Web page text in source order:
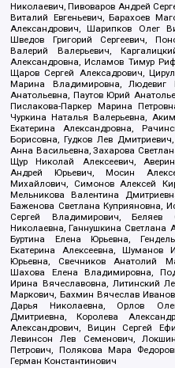
Николаевич, Пивоваров Андрей
Виталий Евгеньевич, Барахоев
Александрович, Шарипков Олег
Шведов Григорий Сергеевич,
Валерий Валерьевич,
Александровна, Исламов Тимур
Щаров Сергей Алексадрович,
Марина Владимировна, Людевиг
Анатольевна, Паутов Юрий
Пислакова-Паркер Марина
Чуркина Наталья Валерьевна,
Екатерина Александровна,
Борисовна, Гудков Лев
Анна Васильевна, Захарова
Щур Николай Алексеевич,
Андрей Юрьевич, Мосин
Михайлович, Симонов Алексей
Мельникова Валентина
Баженова Светлана Куприяновна,
Сергей Владимирович, Беляев
Николаевна, Ганнушкина Светлана
Буртина Елена Юрьевна,
Екатерина Алексеевна, Шуманов
Юрьевна, Свечников Анатолий
Шахова Елена Владимировна,
Ирина Вячеславовна, Литинский
Маркович, Бахмин Вячеслав
Дарья Николаевна, Орлов
Дмитриевна, Королева
Александрович, Вицин Сергей
Левинсон Лев Семенович,
Петрович, Полякова Мара
Герман Константинович